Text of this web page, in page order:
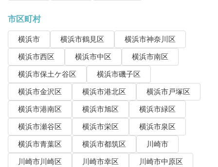
市区町村
横浜市 横浜市鶴見区
横浜市神奈川区
横浜市西区
横浜市中区
横浜市南区
横浜市保土ケ谷区
横浜市磯子区
横浜市金沢区
横浜市港北区
横浜市戸塚区
横浜市港南区
横浜市旭区
横浜市緑区
横浜市瀬谷区
横浜市栄区
横浜市泉区
横浜市青葉区
横浜市都筑区
川崎市
川崎市川崎区
川崎市幸区
川崎市中原区